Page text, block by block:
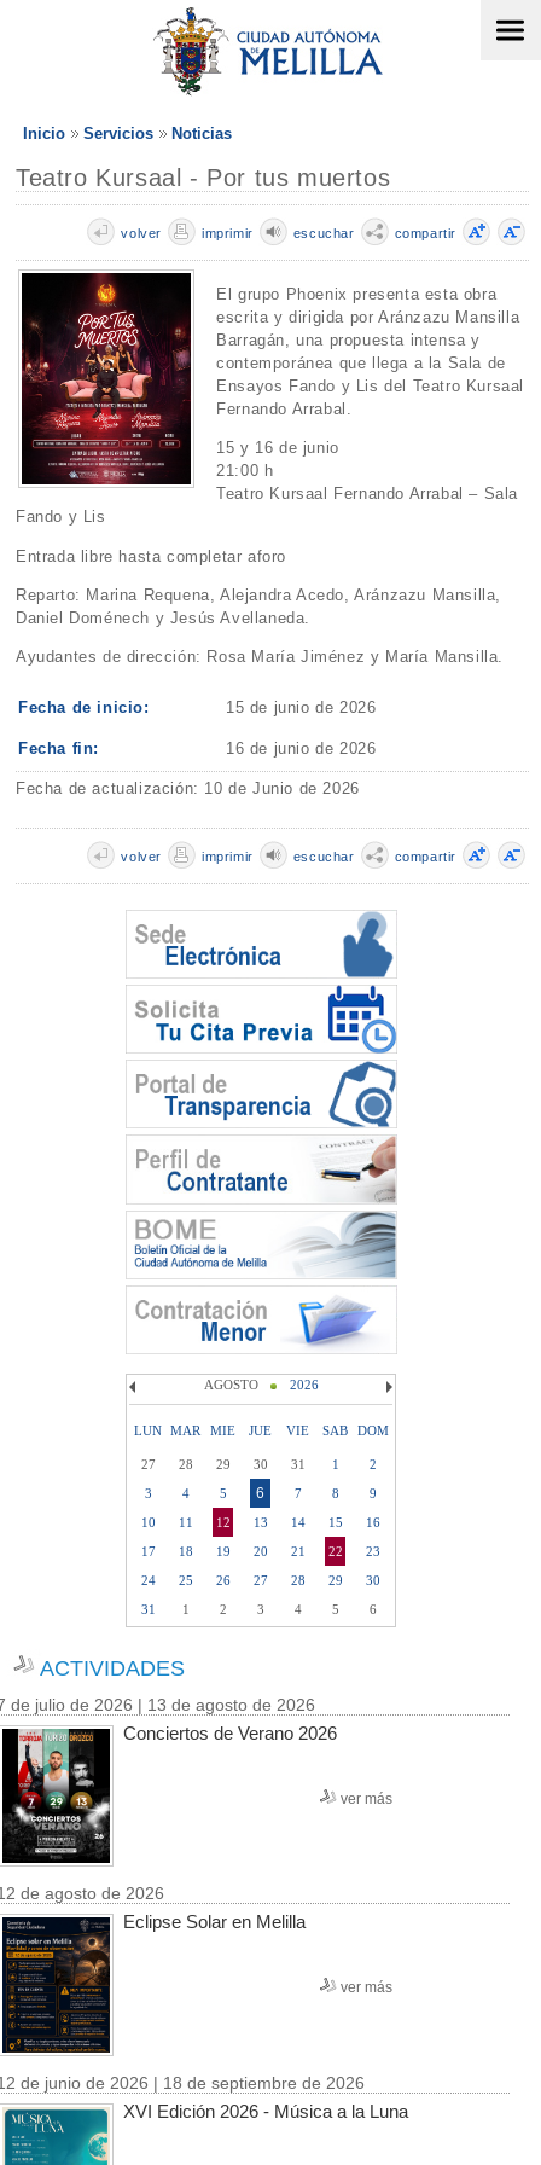
Inicio Servicios Noticias
Teatro Kursaal - Por tus muertos
compartir
escuchar
imprimir
volver
El grupo Phoenix presenta esta obra
escrita y dirigida por Aránzazu Mansilla
Barragán, una propuesta intensa y
contemporánea que llega a la Sala de
Ensayos Fando y Lis del Teatro Kursaal
Fernando Arrabal.
15 y 16 de junio
21:00 h
Teatro Kursaal Fernando Arrabal – Sala
Fando y Lis
Entrada libre hasta completar aforo
Reparto: Marina Requena, Alejandra Acedo, Aránzazu Mansilla,
Daniel Doménech y Jesús Avellaneda.
Ayudantes de dirección: Rosa María Jiménez y María Mansilla.
Fecha de inicio: 15 de junio de 2026
Fecha fin: 16 de junio de 2026
Fecha de actualización: 10 de Junio de 2026
compartir
escuchar
imprimir
volver
AGOSTO 2026
LUN MAR MIE JUE VIE SAB DOM
27 28 29 30 31 1
2
3
4 5 6 7 8
9
10
11 12 13 14 15
16
17
18 19 20 21 22
23
24
25 26 27 28 29
30
31
1 2 3 4 5 6
ACTIVIDADES
de julio de 2026 | 13 de agosto de 2026
Conciertos de Verano 2026
ver más
de agosto de 2026
Eclipse Solar en Melilla
ver más
de junio de 2026 | 18 de septiembre de 2026
XVI Edición 2026 - Música a la Luna